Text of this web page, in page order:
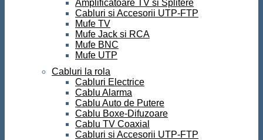
Amplificatoare TV si Splitere
Cabluri si Accesorii UTP-FTP
Mufe TV
Mufe Jack si RCA
Mufe BNC
Mufe UTP
Cabluri la rola
Cabluri Electrice
Cablu Alarma
Cablu Auto de Putere
Cablu Boxe-Difuzoare
Cablu TV Coaxial
Cabluri si Accesorii UTP-FTP